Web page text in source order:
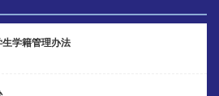
【申请成功】
学籍管理办法